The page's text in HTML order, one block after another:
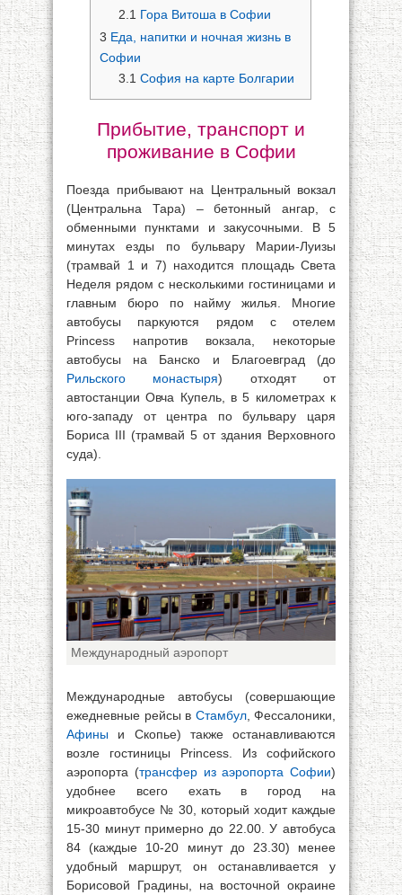
2.1 Гора Витоша в Софии
3 Еда, напитки и ночная жизнь в
Софии
3.1 София на карте Болгарии
Прибытие, транспорт и
проживание в Софии
Поезда прибывают на Центральный вокзал
(Центральна Тара) – бетонный ангар, с
обменными пунктами и закусочными. В 5
минутах езды по бульвару Марии-Луизы
(трамвай 1 и 7) находится площадь Света
Неделя рядом с несколькими гостиницами и
главным бюро по найму жилья. Многие
автобусы паркуются рядом с отелем
Princess напротив вокзала, некоторые
автобусы на Банско и Благоевград (до
Рильского монастыря) отходят от
автостанции Овча Купель, в 5 километрах к
юго-западу от центра по бульвару царя
Бориса III (трамвай 5 от здания Верховного
суда).
Международный аэропорт
Международные автобусы (совершающие
ежедневные рейсы в Стамбул, Фессалоники,
Афины и Скопье) также останавливаются
возле гостиницы Princess. Из софийского
аэропорта (трансфер из аэропорта Софии)
удобнее всего ехать в город на
микроавтобусе № 30, который ходит каждые
15-30 минут примерно до 22.00. У автобуса
84 (каждые 10-20 минут до 23.30) менее
удобный маршрут, он останавливается у
Борисовой Градины, на восточной окраине